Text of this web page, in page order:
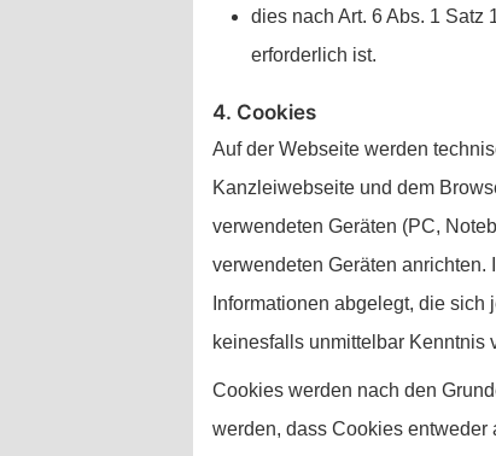
dies nach Art. 6 Abs. 1 Satz
erforderlich ist.
4. Cookies
Auf der Webseite werden
Kanzleiwebseite und dem
verwendeten Geräten (PC,
verwendeten Geräten
Informationen abgelegt, die
keinesfalls unmittelbar Kenntnis
Cookies werden nach den
werden, dass Cookies